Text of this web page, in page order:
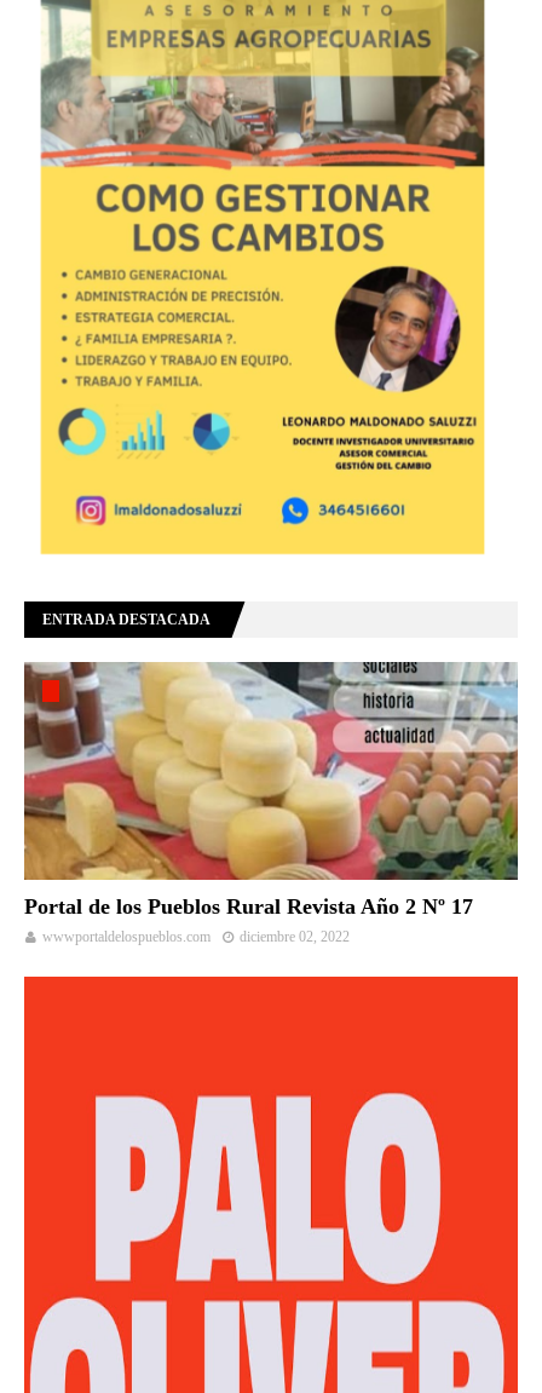
ENTRADA DESTACADA
Portal de los Pueblos Rural Revista Año 2 Nº 17
wwwportaldelospueblos.com diciembre 02, 2022